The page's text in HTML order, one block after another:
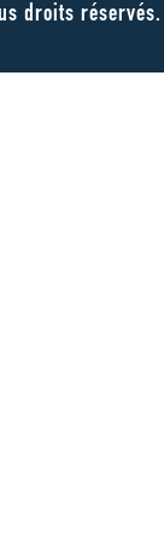
droits réservés.